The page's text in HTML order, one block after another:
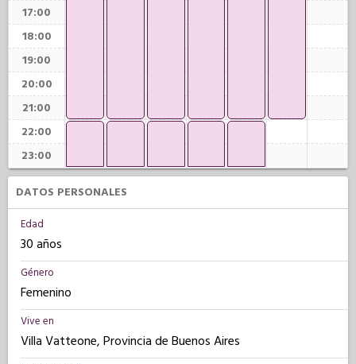
17:00
18:00
19:00
20:00
21:00
22:00
23:00
DATOS PERSONALES
Edad
30 años
Género
Femenino
Vive en
Villa Vatteone, Provincia de Buenos Aires